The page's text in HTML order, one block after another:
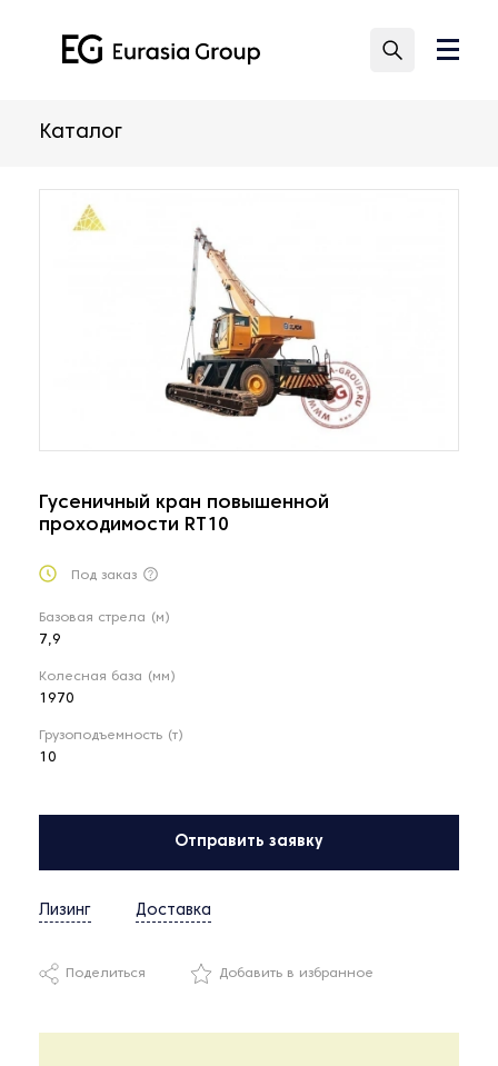
Каталог
Гусеничный кран повышенной
проходимости RT10
Под заказ
Базовая стрела (м)
7,9
Колесная база (мм)
1970
Грузоподъемность (т)
10
Отправить заявку
Лизинг Доставка
Поделиться Добавить в избранное